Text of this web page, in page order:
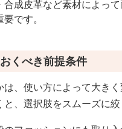
合成皮革など素材によっ
です。
くべき前提条件
、使い方によって大きく
、選択肢をスムーズに絞